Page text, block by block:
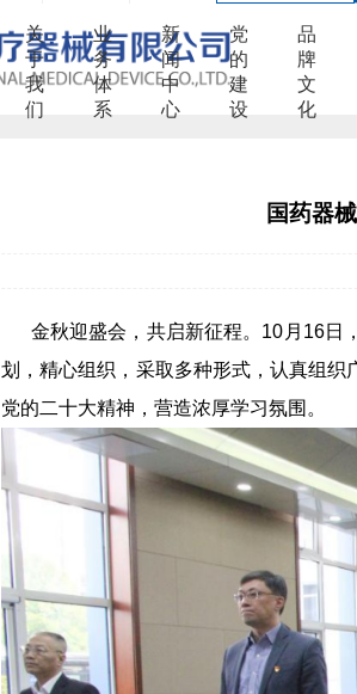
关
于
我
们
业
务
体
系
新
闻
中
心
党
的
建
设
品
牌
文
化
国药器
金秋迎盛会，共启新征程。10月16日
划，精心组织，采取多种形式，认真组
党的二十大精神，营造浓厚学习氛围。